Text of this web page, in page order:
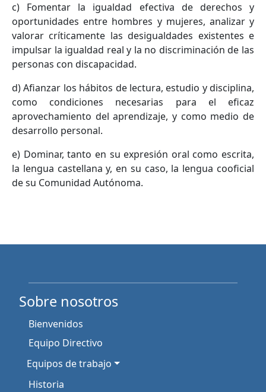
c) Fomentar la igualdad efectiva de derechos y
oportunidades entre hombres y mujeres, analizar y
valorar críticamente las desigualdades existentes e
impulsar la igualdad real y la no discriminación de las
personas con discapacidad.
d) Afianzar los hábitos de lectura, estudio y disciplina,
como condiciones necesarias para el eficaz
aprovechamiento del aprendizaje, y como medio de
desarrollo personal.
e) Dominar, tanto en su expresión oral como escrita,
la lengua castellana y, en su caso, la lengua cooficial
de su Comunidad Autónoma.
Sobre nosotros
Bienvenidos
Equipo Directivo
Equipos de trabajo
Historia